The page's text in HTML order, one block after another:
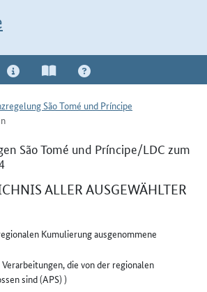
São Tomé und Príncipe
São Tomé und Príncipe/LDC zum
ALLER AUSGEWÄHLTER
Kumulierung ausgenommene
die von der regionalen
sind (APS) )